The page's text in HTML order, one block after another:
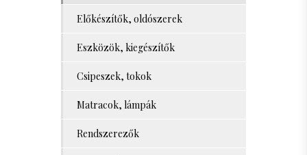
Előkészítők, oldószerek
Eszközök, kiegészítők
Csipeszek, tokok
Matracok, lámpák
Rendszerezők